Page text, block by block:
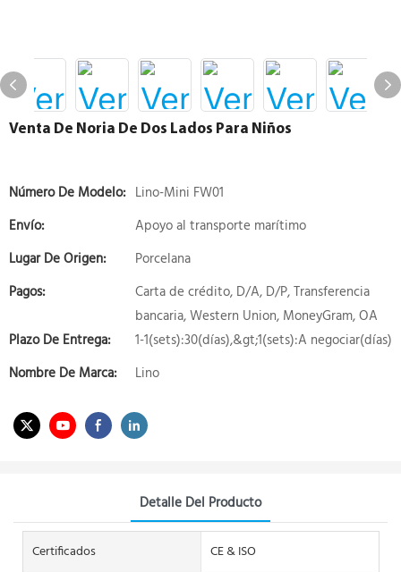
Venta De Noria De Dos Lados Para Niños
Número De Modelo: Lino-Mini FW01
Envío:
Apoyo al transporte marítimo
Lugar De Origen:
Porcelana
Pagos:
Carta de crédito, D/A, D/P, Transferencia
bancaria, Western Union, MoneyGram, OA
Plazo De Entrega:
1-1(sets):30(días),&gt;1(sets):A negociar(días)
Nombre De Marca:
Lino
Detalle Del Producto
Certificados
CE & ISO